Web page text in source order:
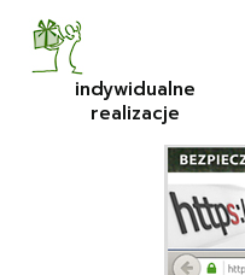
indywidualne
realizacje